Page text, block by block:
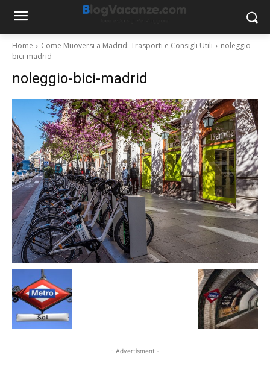
Home Come Muoversi a Madrid: Trasporti e Consigli Utili
noleggio-
bici-madrid
noleggio-bici-madrid
- Advertisment -